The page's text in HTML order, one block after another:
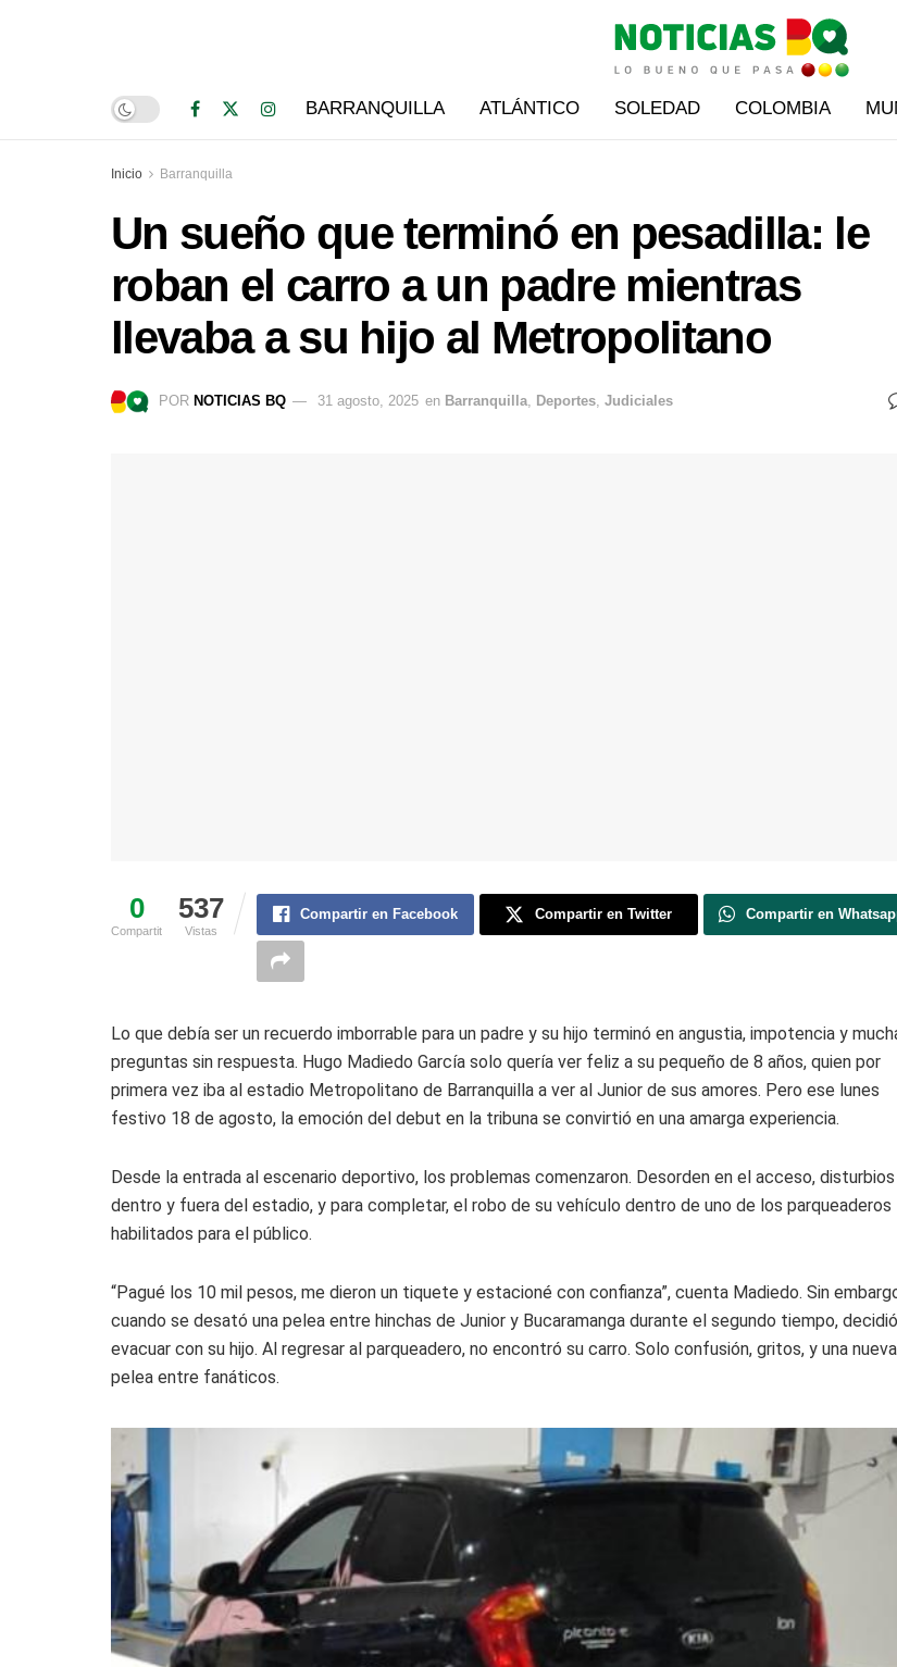
BARRANQUILLA ATLÁNTICO SOLEDAD COLOMBIA
Inicio Barranquilla
Un sueño que terminó en pesadilla: le
roban el carro a un padre mientras
llevaba a su hijo al Metropolitano
POR NOTICIAS BQ 31 agosto, 2025 en Barranquilla Deportes Judiciales
0
Compartit
537
Vistas
Compartir en Facebook Compartir en Twitter Compartir en
Lo que debía ser un recuerdo imborrable para un padre y su hijo terminó en angustia, impotencia y
preguntas sin respuesta. Hugo Madiedo García solo quería ver feliz a su pequeño de 8 años, quien por
primera vez iba al estadio Metropolitano de Barranquilla a ver al Junior de sus amores. Pero ese lunes
festivo 18 de agosto, la emoción del debut en la tribuna se convirtió en una amarga experiencia.
Desde la entrada al escenario deportivo, los problemas comenzaron. Desorden en el acceso, disturbios
dentro y fuera del estadio, y para completar, el robo de su vehículo dentro de uno de los parqueaderos
habilitados para el público.
“Pagué los 10 mil pesos, me dieron un tiquete y estacioné con confianza”, cuenta Madiedo. Sin
cuando se desató una pelea entre hinchas de Junior y Bucaramanga durante el segundo tiempo, decidió
evacuar con su hijo. Al regresar al parqueadero, no encontró su carro. Solo confusión, gritos, y una nueva
pelea entre fanáticos.